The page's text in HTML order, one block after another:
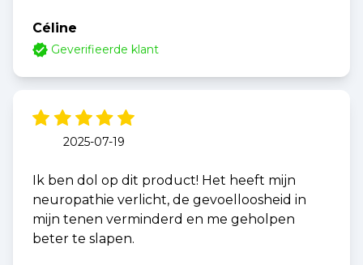
Céline
Geverifieerde klant
2025-07-19
Ik ben dol op dit product! Het heeft mijn
neuropathie verlicht, de gevoelloosheid in
mijn tenen verminderd en me geholpen
beter te slapen.